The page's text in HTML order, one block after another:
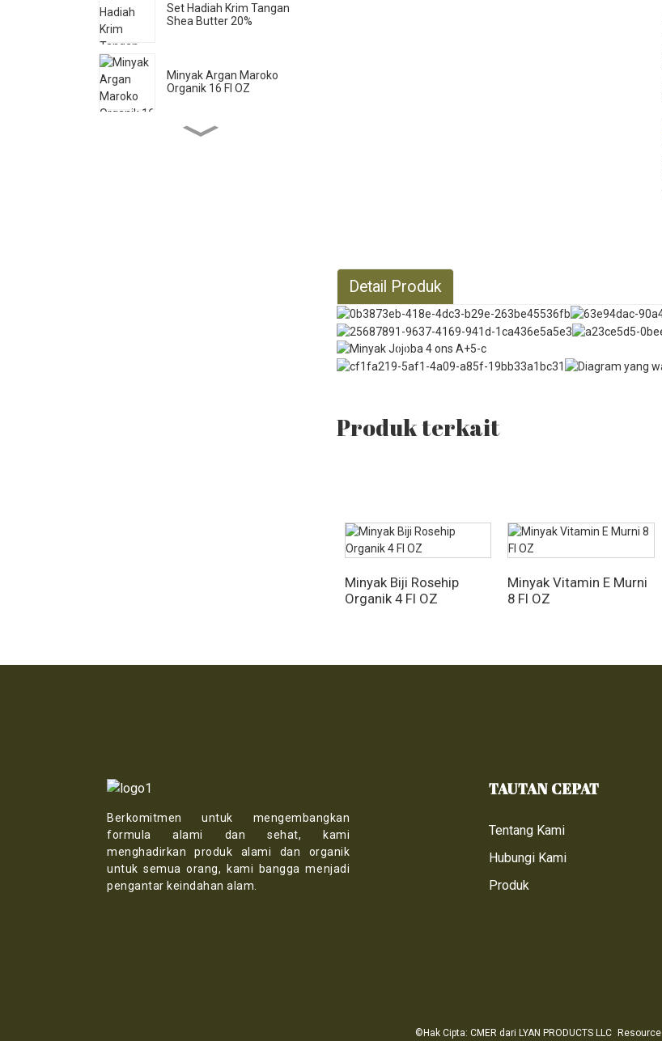
Set Hadiah Krim Tangan
Shea Butter 20%
Minyak Argan Maroko
Organik 16 Fl OZ
Detail Produk
Produk terkait
Minyak Biji Rosehip
Organik 4 Fl OZ
Minyak Vitamin E Murni
8 Fl OZ
Berkomitmen untuk mengembangkan
formula alami dan sehat, kami
menghadirkan produk alami dan organik
untuk semua orang, kami bangga menjadi
pengantar keindahan alam.
TAUTAN CEPAT
Tentang Kami
Hubungi Kami
Produk
©Hak Cipta: CMER dari LYAN PRODUCTS LLC Resource